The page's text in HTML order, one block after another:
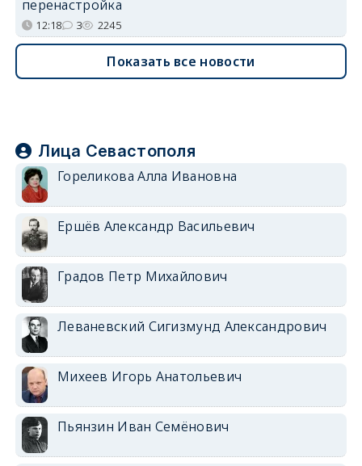
перенастройка
12:18 3 2245
Показать все новости
Лица Севастополя
Гореликова Алла Ивановна
Ершёв Александр Васильевич
Градов Петр Михайлович
Леваневский Сигизмунд Александрович
Михеев Игорь Анатольевич
Пьянзин Иван Семёнович